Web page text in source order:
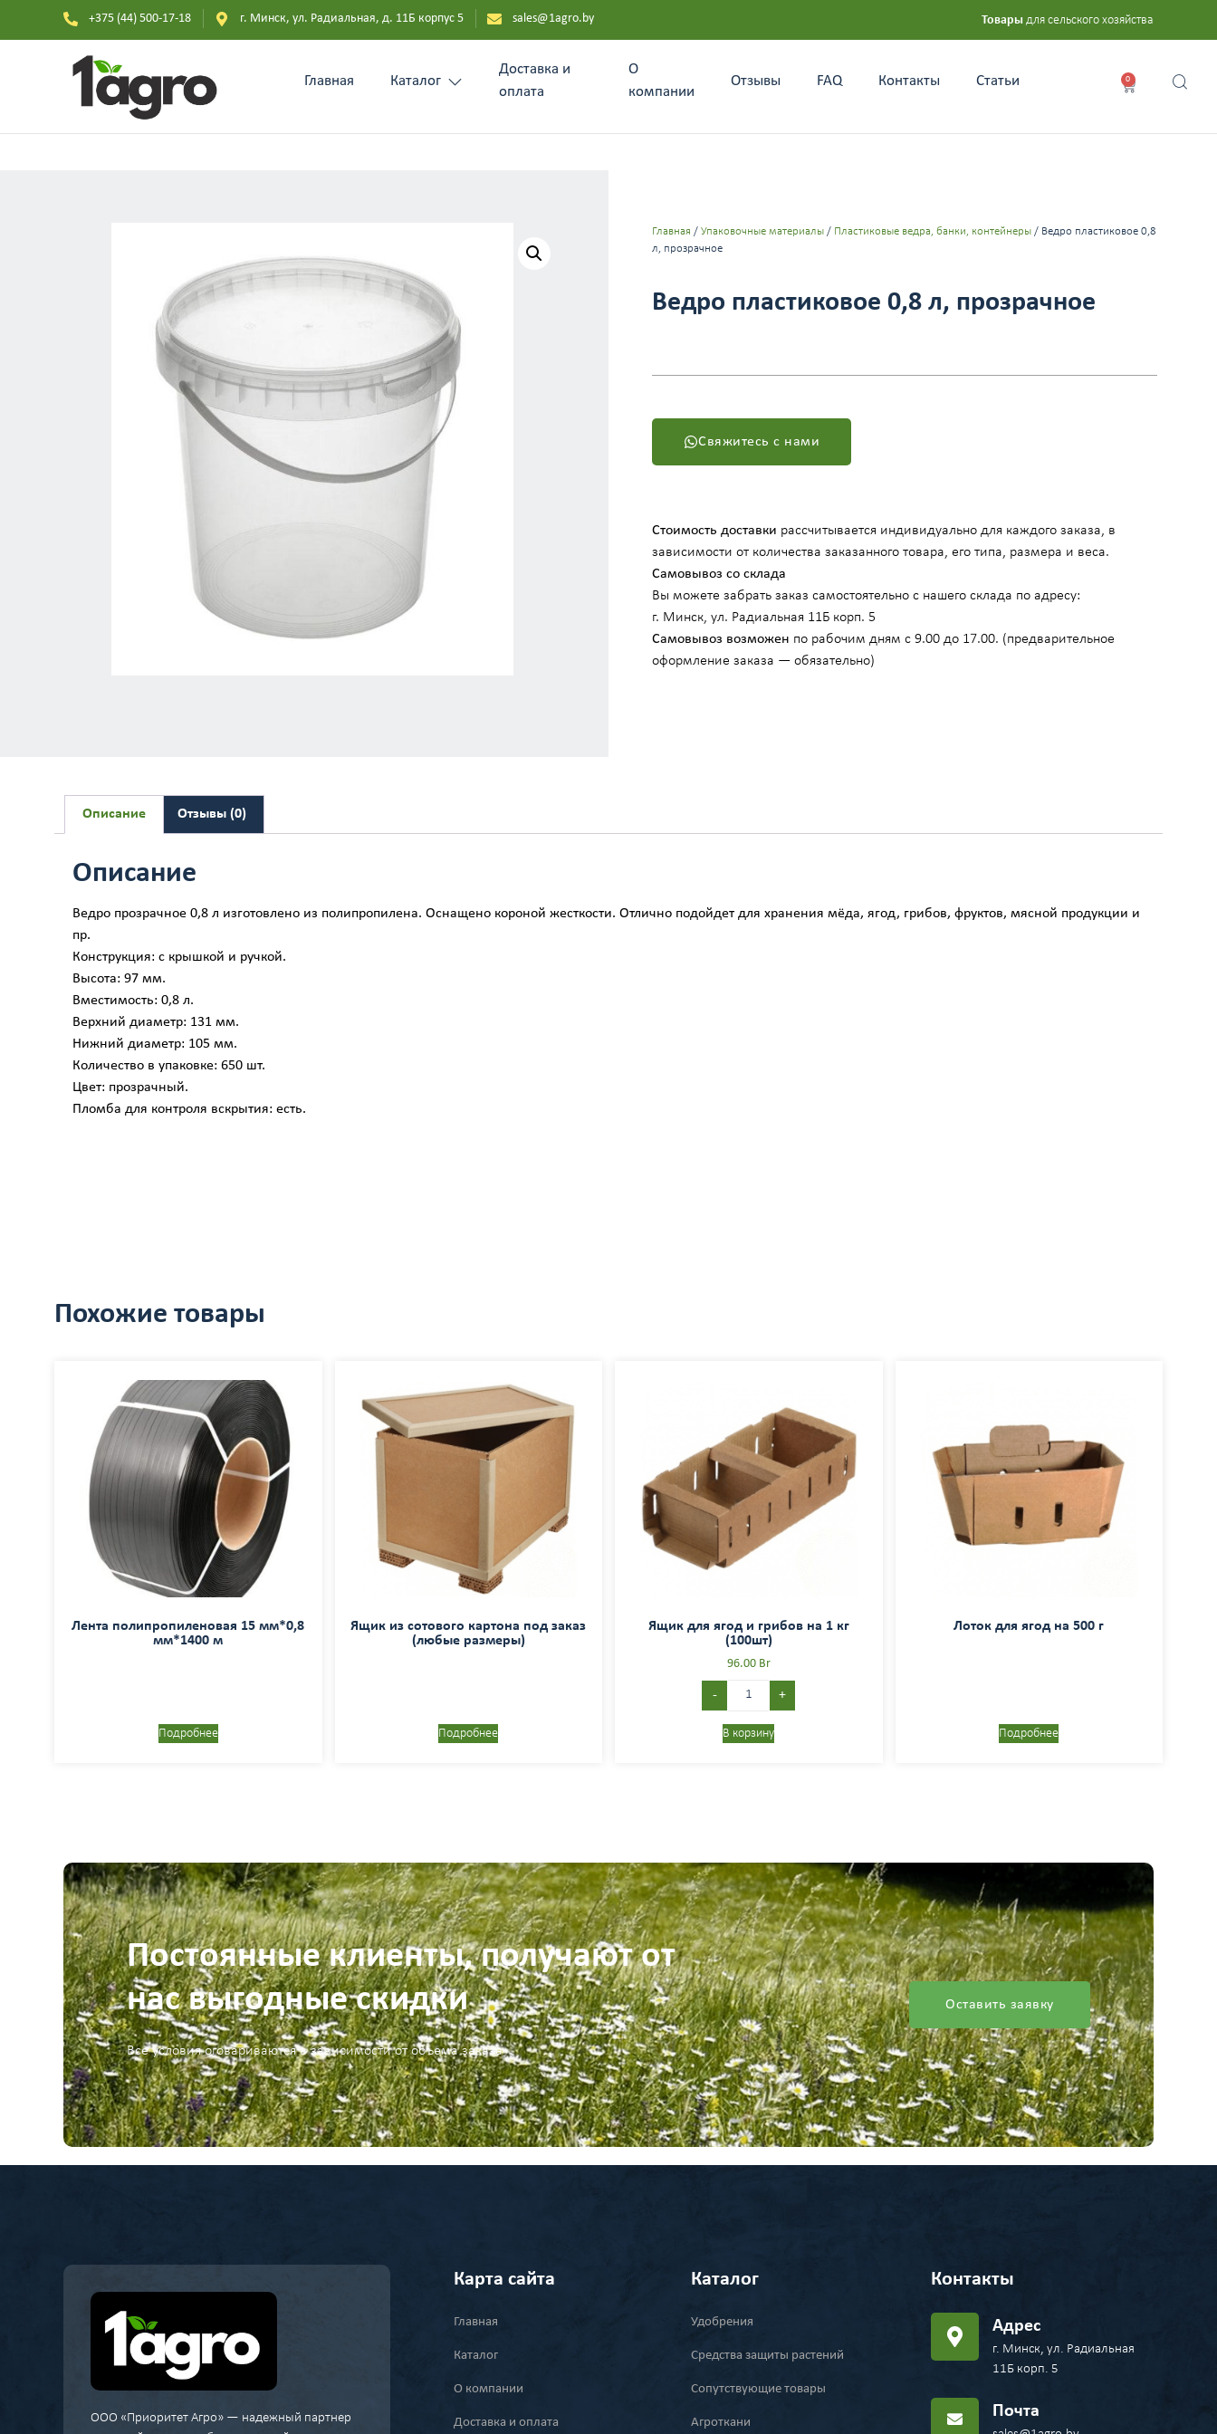
+375 (44) 500-17-18 г. Минск, ул. Радиальная, д. 11Б корпус 5 sales@1agro.by Товары для сельского хозяйства
Главная Каталог
Доставка и
оплата
О
компании
Отзывы FAQ Контакты Статьи 0
Главная / Упаковочные материалы / Пластиковые ведра, банки, контейнеры / Ведро пластиковое 0,8
л, прозрачное
Ведро пластиковое 0,8 л, прозрачное
Свяжитесь с нами
Стоимость доставки рассчитывается индивидуально для каждого заказа, в
зависимости от количества заказанного товара, его типа, размера и веса.
Самовывоз со склада
Вы можете забрать заказ самостоятельно с нашего склада по адресу:
г. Минск, ул. Радиальная 11Б корп. 5
Самовывоз возможен по рабочим дням с 9.00 до 17.00. (предварительное
оформление заказа — обязательно)
Описание Отзывы (0)
Описание
Ведро прозрачное 0,8 л изготовлено из полипропилена. Оснащено короной жесткости. Отлично подойдет для хранения мёда, ягод, грибов, фруктов, мясной продукции и
пр.
Конструкция: с крышкой и ручкой.
Высота: 97 мм.
Вместимость: 0,8 л.
Верхний диаметр: 131 мм.
Нижний диаметр: 105 мм.
Количество в упаковке: 650 шт.
Цвет: прозрачный.
Пломба для контроля вскрытия: есть.
Похожие товары
Лента полипропиленовая 15 мм*0,8
мм*1400 м
Подробнее
Ящик из сотового картона под заказ
(любые размеры)
Подробнее
Ящик для ягод и грибов на 1 кг
(100шт)
96.00 Br
- +
В корзину
Лоток для ягод на 500 г
Подробнее
Постоянные клиенты, получают от
нас выгодные скидки
Все условия оговариваются в зависимости от объема заказа
Оставить заявку
ООО «Приоритет Агро» — надежный партнер
Карта сайта
Главная
Каталог
О компании
Доставка и оплата
Каталог
Удобрения
Средства защиты растений
Сопутствующие товары
Агроткани
Контакты
Адрес
г. Минск, ул. Радиальная
11Б корп. 5
Почта